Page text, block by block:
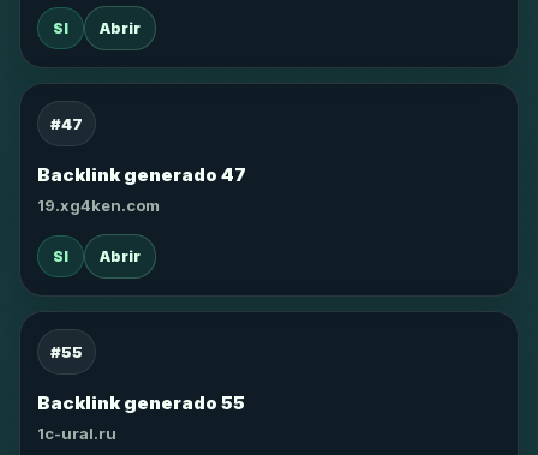
SI Abrir
#47
Backlink generado 47
19.xg4ken.com
SI Abrir
#55
Backlink generado 55
1c-ural.ru